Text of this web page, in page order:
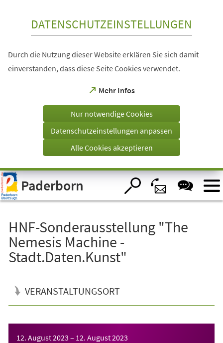
Visuelle
Assistenzsoftware
öffnen.
DATENSCHUTZEINSTELLUNGEN
Durch die Nutzung dieser Website erklären Sie sich damit
einverstanden, dass diese Seite Cookies verwendet.
Mehr Infos
(Öffnet
einem
Tab)
Nur notwendige Cookies
Datenschutzeinstellungen anpassen
Alle Cookies akzeptieren
Paderborn
HNF-Sonderausstellung "The
Nemesis Machine -
Stadt.Daten.Kunst"
VERANSTALTUNGSORT
12. August 2023 – 12. August 2023